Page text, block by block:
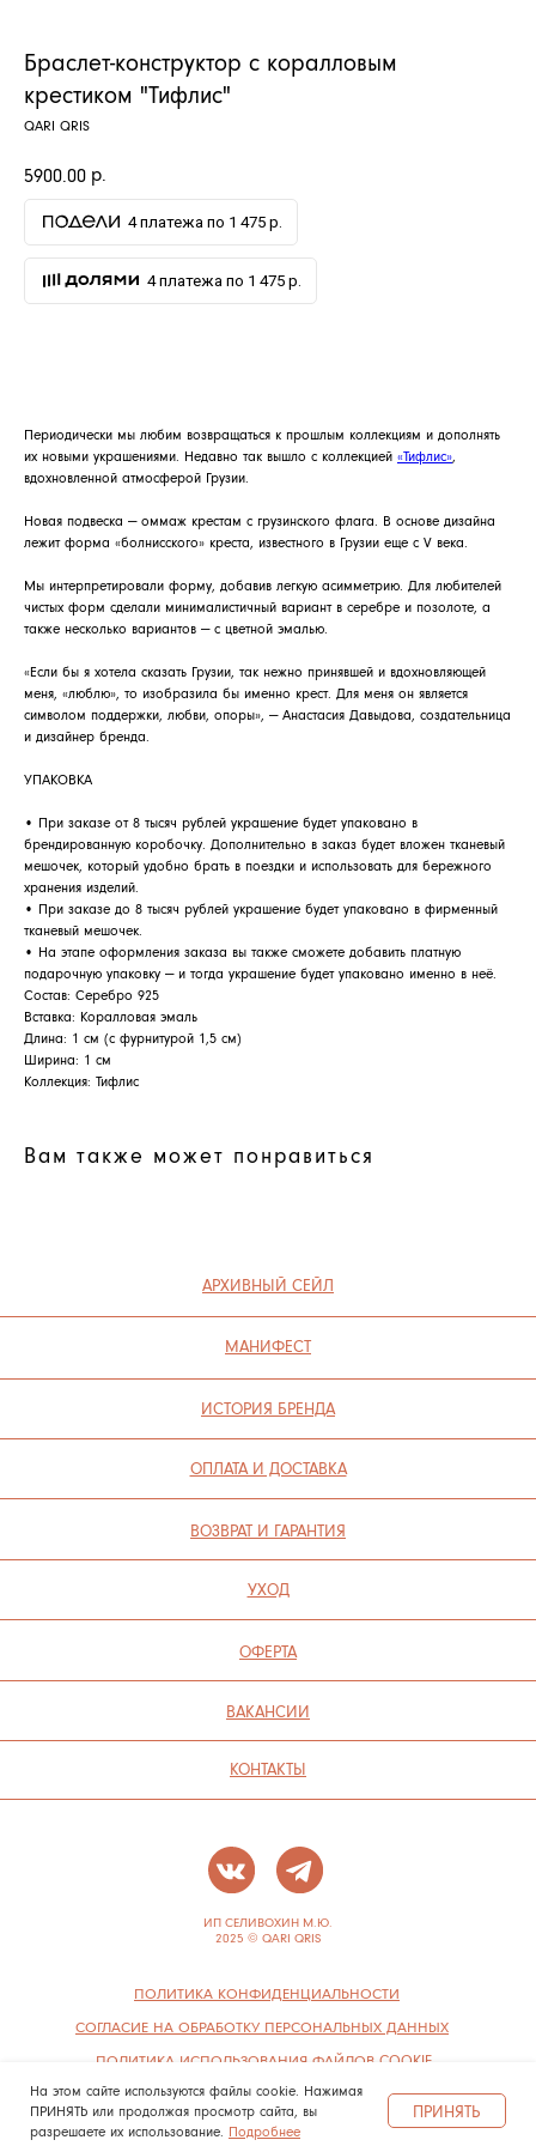
Браслет-конструктор с коралловым
крестиком "Тифлис"
QARI QRIS
5900.00 р.
4 платежа по 1 475 р.
4 платежа по 1 475 р.
Периодически мы любим возвращаться к прошлым коллекциям и дополнять
их новыми украшениями. Недавно так вышло с коллекцией «Тифлис»,
вдохновленной атмосферой Грузии.
Новая подвеска — оммаж крестам с грузинского флага. В основе дизайна
лежит форма «болнисского» креста, известного в Грузии еще с V века.
Мы интерпретировали форму, добавив легкую асимметрию. Для любителей
чистых форм сделали минималистичный вариант в серебре и позолоте, а
также несколько вариантов — с цветной эмалью.
«Если бы я хотела сказать Грузии, так нежно принявшей и вдохновляющей
меня, «люблю», то изобразила бы именно крест. Для меня он является
символом поддержки, любви, опоры», — Анастасия Давыдова, создательница
и дизайнер бренда.
УПАКОВКА
• При заказе от 8 тысяч рублей украшение будет упаковано в
брендированную коробочку. Дополнительно в заказ будет вложен тканевый
мешочек, который удобно брать в поездки и использовать для бережного
хранения изделий.
• При заказе до 8 тысяч рублей украшение будет упаковано в фирменный
тканевый мешочек.
• На этапе оформления заказа вы также сможете добавить платную
подарочную упаковку — и тогда украшение будет упаковано именно в неё.
Состав: Серебро 925
Вставка: Коралловая эмаль
Длина: 1 см (с фурнитурой 1,5 см)
Ширина: 1 см
Коллекция: Тифлис
Вам также может понравиться
ПОЛИТИКА ИСПОЛЬЗОВАНИЯ ФАЙЛОВ COOKIE
СОГЛАСИЕ НА ОБРАБОТКУ ПЕРСОНАЛЬНЫХ ДАННЫХ
ОФЕРТА
ВОЗВРАТ И ГАРАНТИЯ
ОПЛАТА И ДОСТАВКА
УХОД
ИСТОРИЯ БРЕНДА
Оплата и
На этом сайте используются файлы cookie. Нажимая
ПРИНЯТЬ или продолжая просмотр сайта, вы
разрешаете их использование. Подробнее
ПРИНЯТЬ